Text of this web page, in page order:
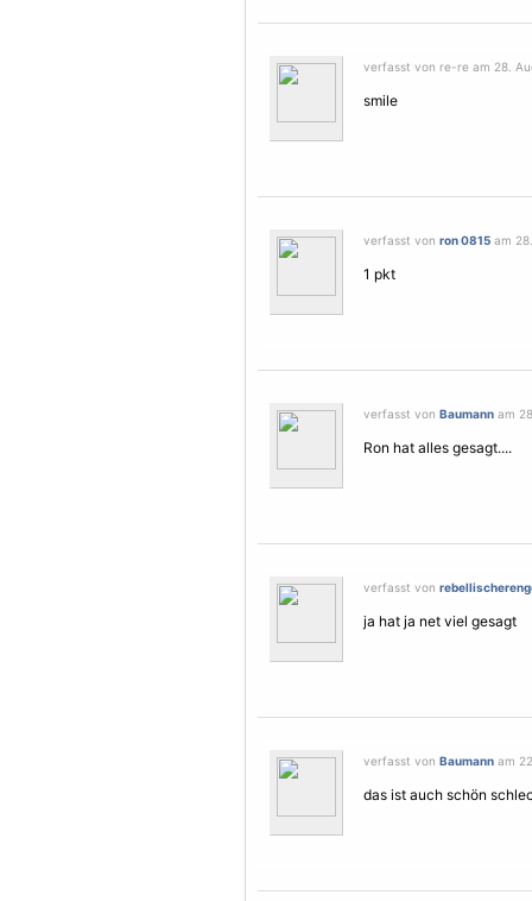
verfasst von re-re am 28.
smile
verfasst von ron 0815 am
1 pkt
verfasst von Baumann am
Ron hat alles gesagt....
verfasst von
ja hat ja net viel gesagt
verfasst von Baumann am
das ist auch schön